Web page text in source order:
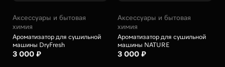
Аксессуары и бытовая
химия
Ароматизатор для сушильной
машины DryFresh
3 000 ₽
Аксессуары и бытовая
химия
Ароматизатор для сушильной
машины NATURE
3 000 ₽